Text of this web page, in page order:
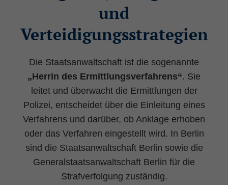
und
Verteidigungsstrategien
Die Staatsanwaltschaft ist die sogenannte
„Herrin des Ermittlungsverfahrens“. Sie
leitet und überwacht die Ermittlungen der
Polizei, entscheidet über die Einleitung eines
Verfahrens und darüber, ob Anklage erhoben
oder das Verfahren eingestellt wird. In Berlin
sind die Staatsanwaltschaft Berlin sowie die
Generalstaatsanwaltschaft Berlin für die
Strafverfolgung zuständig.